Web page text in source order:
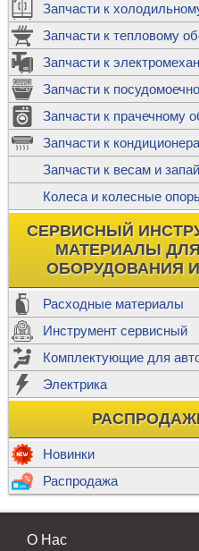
Запчасти к
Запчасти к тепловому
Запчасти к
Запчасти к
Запчасти к прачечному
Запчасти к
Запчасти к весам и
Колеса и колесные
СЕРВИСНЫЙ
МАТЕРИАЛЫ
ОБОРУДОВАНИЯ
Расходные материалы
Инструмент сервисный
Комплектующие для
Электрика
Новинки
Распродажа
О Нас